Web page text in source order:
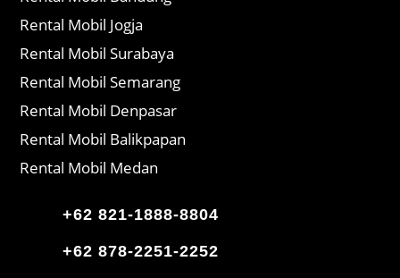
Rental Mobil Jogja
Rental Mobil Surabaya
Rental Mobil Semarang
Rental Mobil Denpasar
Rental Mobil Balikpapan
Rental Mobil Medan
+62 821-1888-8804
+62 878-2251-2252